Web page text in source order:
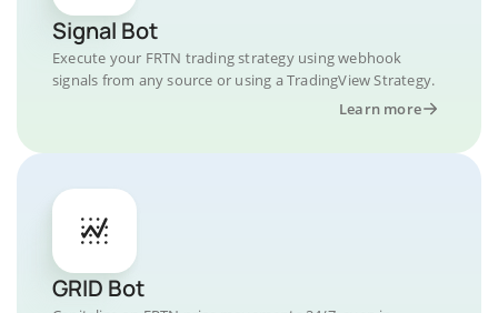
Signal Bot
Execute your FRTN trading strategy using webhook
signals from any source or using a TradingView Strategy.
Learn more
GRID Bot